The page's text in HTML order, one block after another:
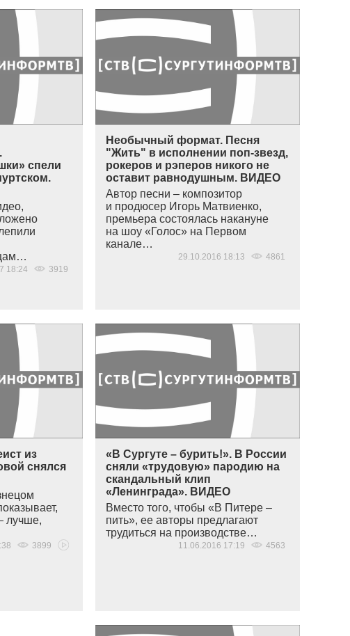
спели
18:24 3919
Необычный формат. Песня
"Жить" в исполнении поп-звезд,
рокеров и рэперов никого не
оставит равнодушным. ВИДЕО
Автор песни – композитор
и продюсер Игорь Матвиенко,
премьера состоялась накануне
на шоу «Голос» на Первом
канале…
29.10.2016 18:13 4861
из
снялся
лучше,
3899
«В Сургуте – бурить!». В России
сняли «трудовую» пародию на
скандальный клип
«Ленинграда». ВИДЕО
Вместо того, чтобы «В Питере –
пить», ее авторы предлагают
трудиться на производстве…
11.06.2016 17:19 4563